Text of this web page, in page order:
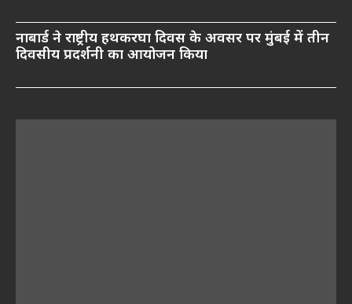
नाबार्ड ने राष्ट्रीय हथकरघा दिवस के अवसर पर मुंबई में तीन
दिवसीय प्रदर्शनी का आयोजन किया